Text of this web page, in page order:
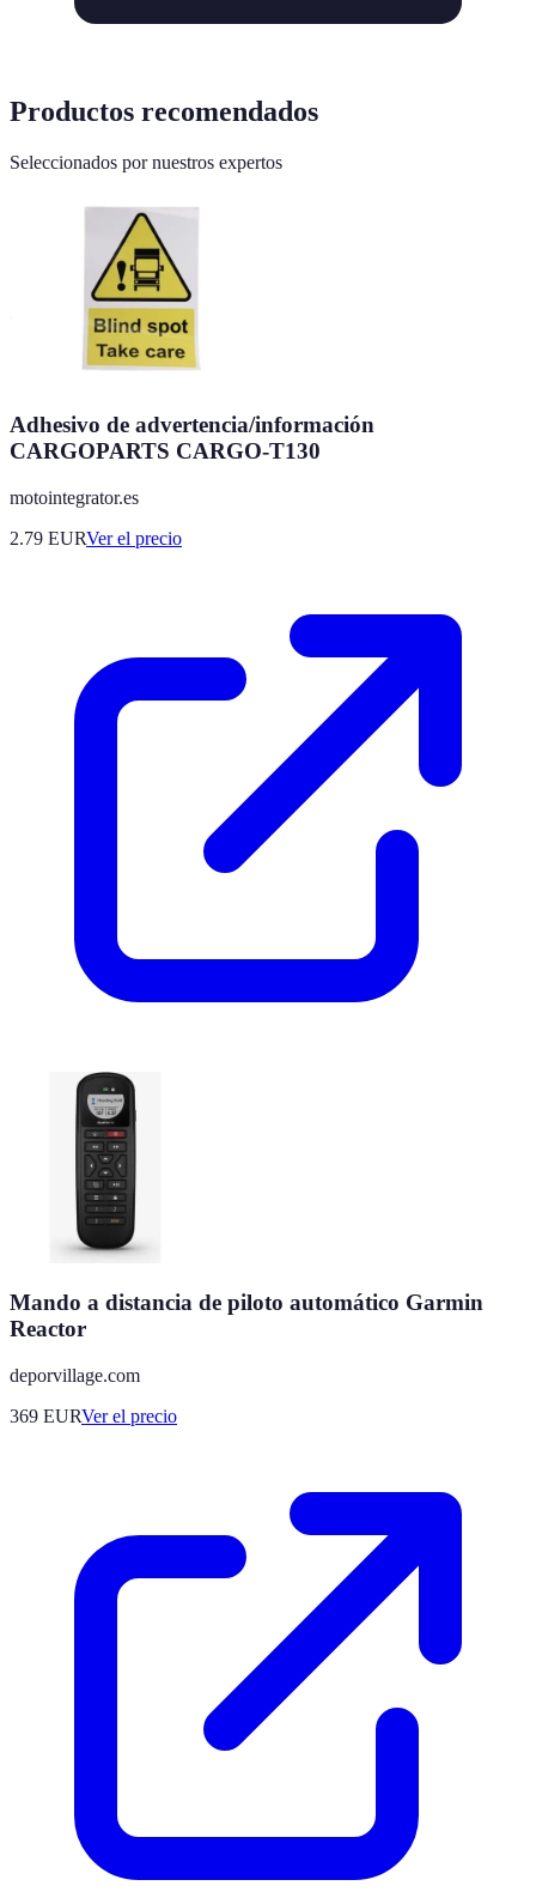
Productos recomendados
Seleccionados por nuestros expertos
Adhesivo de advertencia/información
CARGOPARTS CARGO-T130
motointegrator.es
2.79 EURVer el precio
Mando a distancia de piloto automático Garmin
Reactor
deporvillage.com
369 EURVer el precio